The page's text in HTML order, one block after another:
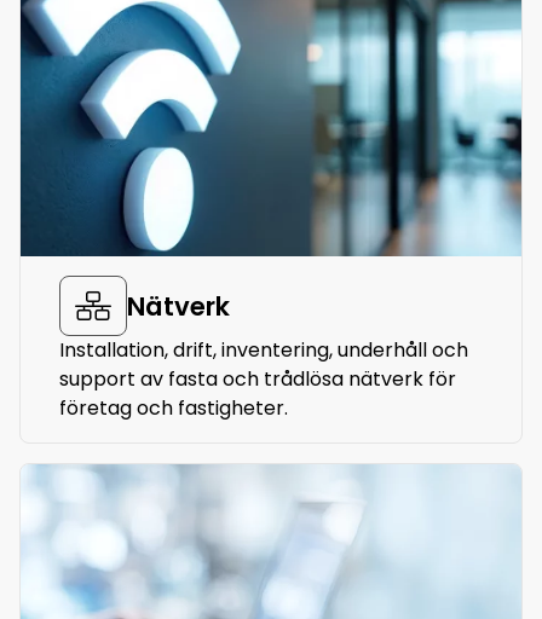
Nätverk
Installation, drift, inventering, underhåll och
support av fasta och trådlösa nätverk för
företag och fastigheter.